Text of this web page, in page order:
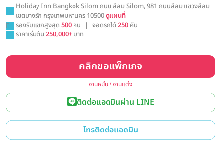
Holiday Inn Bangkok Silom ถนน สีลม Silom, 981 ถนนสีลม แขวงสีลม
เขตบางรัก กรุงเทพมหานคร 10500ดูแผนที่
รองรับแขกสูงสุด 500 คน | จอดรถได้250 คัน
ราคาเริ่มต้น 250,000+ บาท
คลิกขอแพ็กเกจ
งานหมั้น / งานแต่ง
ติดต่อแอดมินผ่าน LINE
โทรติดต่อแอดมิน